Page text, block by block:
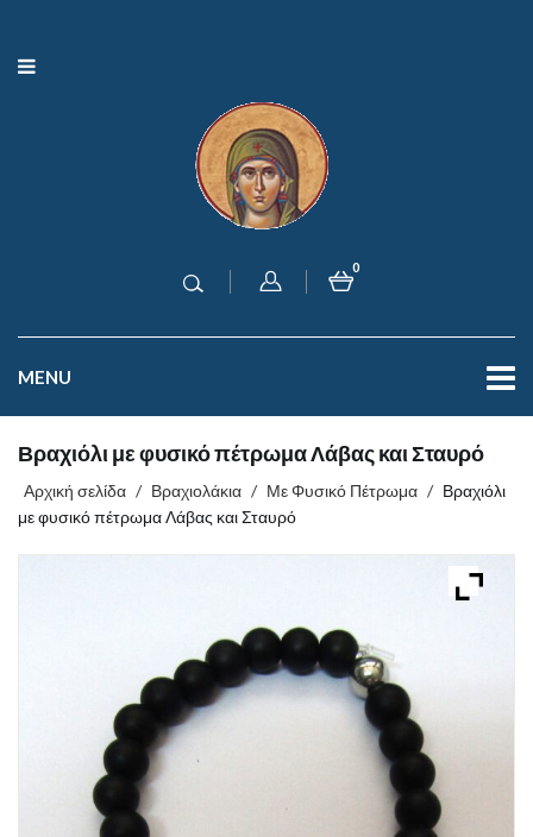
0
MENU
Βραχιόλι με φυσικό πέτρωμα Λάβας και Σταυρό
Αρχική σελίδα / Βραχιολάκια / Με Φυσικό Πέτρωμα / Βραχιόλι
με φυσικό πέτρωμα Λάβας και Σταυρό